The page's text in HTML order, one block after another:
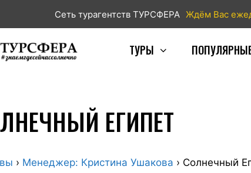
Сеть турагентств ТУРСФЕРА Ждём Вас
ТУРЫ
ЕГИПЕТ
› Менеджер: Кристина Ушакова › Солнечный